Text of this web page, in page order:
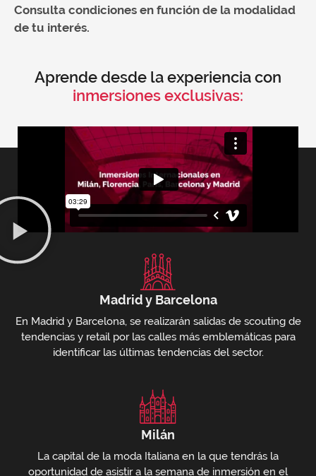
Consulta condiciones en función de la modalidad
de tu interés.
Aprende desde la experiencia con
inmersiones exclusivas:
Madrid y Barcelona
En Madrid y Barcelona, se realizarán salidas de scouting de
tendencias y retail por las calles más emblemáticas para
identificar las últimas tendencias del sector.
Milán
La capital de la moda Italiana en la que tendrás la
oportunidad de asistir a la semana de inmersión en el